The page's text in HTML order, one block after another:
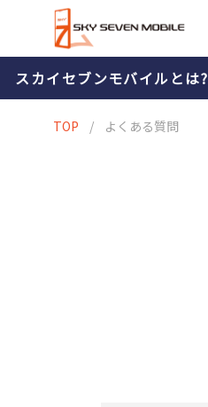
スカイセブンモバイルとは?
TOP / よくある質問